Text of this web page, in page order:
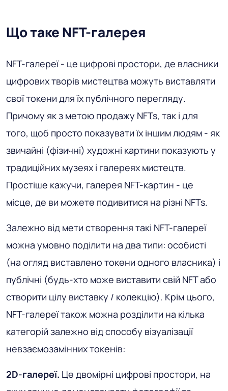
Що таке NFT-галерея
NFT-галереї - це цифрові простори, де власники
цифрових творів мистецтва можуть виставляти
свої токени для їх публічного перегляду.
Причому як з метою продажу NFTs, так і для
того, щоб просто показувати їх іншим людям - як
звичайні (фізичні) художні картини показують у
традиційних музеях і галереях мистецтв.
Простіше кажучи, галерея NFT-картин - це
місце, де ви можете подивитися на різні NFTs.
Залежно від мети створення такі NFT-галереї
можна умовно поділити на два типи: особисті
(на огляд виставлено токени одного власника) і
публічні (будь-хто може виставити свій NFT або
створити цілу виставку / колекцію). Крім цього,
NFT-галереї також можна розділити на кілька
категорій залежно від способу візуалізації
невзаємозамінних токенів:
2D-галереї. Це двомірні цифрові простори, на